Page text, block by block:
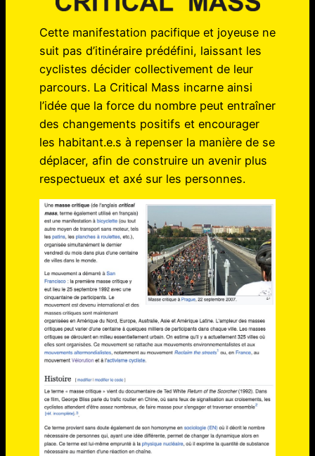
Cette manifestation pacifique et joyeuse ne
suit pas d’itinéraire prédéfini, laissant les
cyclistes décider collectivement de leur
parcours. La Critical Mass incarne ainsi
l’idée que la force du nombre peut entraîner
des changements positifs et encourager
les habitant.e.s à repenser la manière de se
déplacer, afin de construire un avenir plus
respectueux et axé sur les personnes.